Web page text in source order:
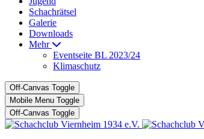
Schachrätsel
Galerie
Downloads
Mehr
Eventseite BL 2023/24
Klimaschutz
Off-Canvas Toggle
Mobile Menu Toggle
Off-Canvas Toggle